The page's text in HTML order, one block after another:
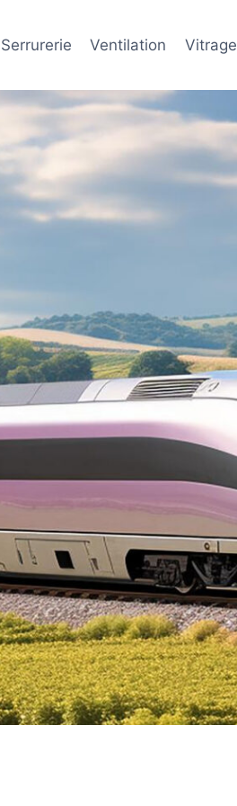
Serrurerie Ventilation Vitrage